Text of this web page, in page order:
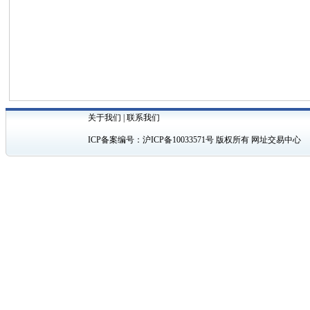
关于我们 |联系我们
ICP备案编号：沪ICP备10033571号 版权所有 网址交易中心